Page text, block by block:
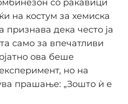
со ракавици
на костум за хемиска
признава дека често ја
само за впечатливи
ова беше
но на
прашање: „Зошто ѝ е